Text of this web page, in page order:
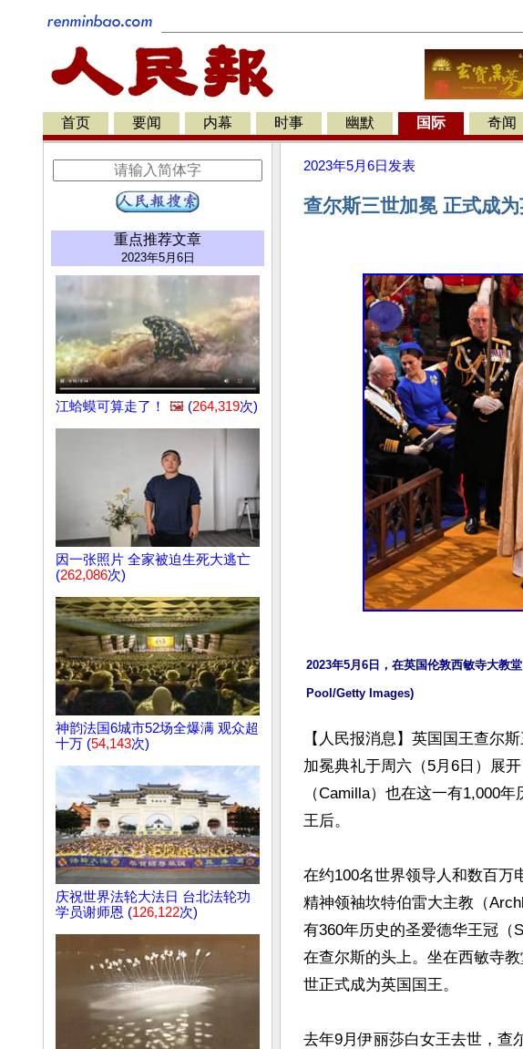
首页 要闻 内幕 时事 幽默 国际 奇闻
重点推荐文章
2023年5月6日
江蛤蟆可算走了！ 🖼️ (264,319次)
因一张照片 全家被迫生死大逃亡
(262,086次)
神韵法国6城市52场全爆满 观众超
十万 (54,143次)
庆祝世界法轮大法日 台北法轮功
学员谢师恩 (126,122次)
2023年5月6日 发表
查尔斯三世加冕 正式成
2023年5月6日，在英国伦敦西敏寺大教
Pool/Getty Images)
【人民报消息】英国国王查尔
加冕典礼于周六（5月6日）展
（Camilla）也在这一有1,000
王后。
在约100名世界领导人和数百万
精神领袖坎特伯雷大主教（
有360年历史的圣爱德华王冠（
在查尔斯的头上。坐在西敏寺
世正式成为英国国王。
去年9月伊丽莎白女王去世，查